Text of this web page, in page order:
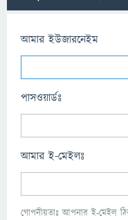
আমার ইউজারনেইম
পাসওয়ার্ডঃ
আমার ই-মেইলঃ
গোপনীয়তাঃ আপনার ই-মেইল